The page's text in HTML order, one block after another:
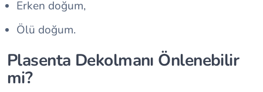
Erken doğum,
Ölü doğum.
Plasenta Dekolmanı Önlenebilir
mi?